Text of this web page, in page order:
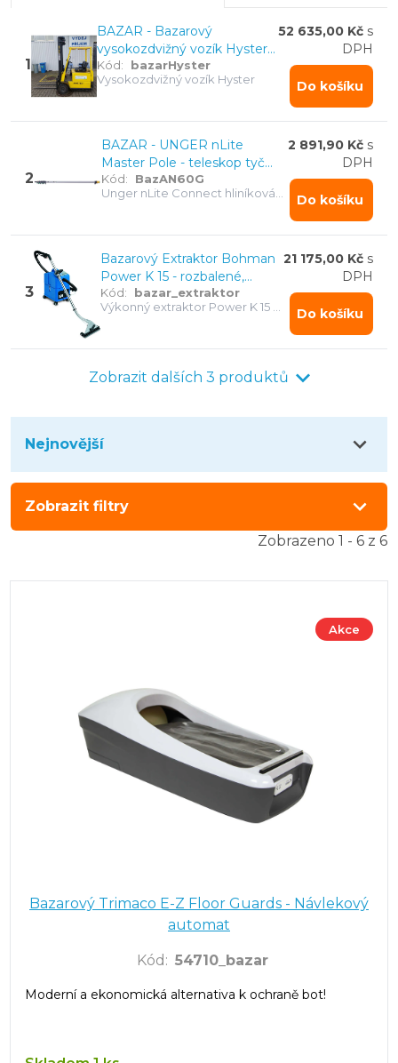
nabízíme prodej a výkup použitých: úklidové vozíky,
vysavače, mycí stroje, čistící stroje, úklidová chemie a
další úklidové techniky.
1
BAZAR - Bazarový
vysokozdvižný vozík Hyster
A1.25XL
Kód:
bazarHyster
Vysokozdvižný vozík Hyster
52 635,00 Kč s
DPH
Do košíku
2
BAZAR - UNGER nLite
Master Pole - teleskop tyč
4x1,71 m, výška 6 m
Kód:
BazAN60G
Unger nLite Connect hliníková
2 891,90 Kč s
DPH
Do košíku
3
Bazarový Extraktor Bohman
Power K 15 - rozbalené,
nepoužité
Kód:
bazar_extraktor
Výkonný extraktor Power K 15 s
21 175,00 Kč s
DPH
Do košíku
Zobrazit dalších 3 produktů
Nejnovější
Zobrazit filtry
Zobrazeno 1 - 6 z 6
Akce
Bazarový Trimaco E-Z Floor Guards - Návlekový
automat
Kód : 54710_bazar
Moderní a ekonomická alternativa k ochraně bot!